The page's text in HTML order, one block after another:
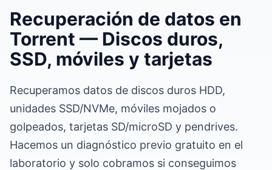
Recuperación de datos en
Torrent — Discos duros,
SSD, móviles y tarjetas
Recuperamos datos de discos duros HDD,
unidades SSD/NVMe, móviles mojados o
golpeados, tarjetas SD/microSD y pendrives.
Hacemos un diagnóstico previo gratuito en el
laboratorio y solo cobramos si conseguimos